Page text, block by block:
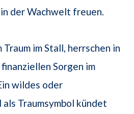
der Wachwelt freuen.
im Stall, herrschen in
Sorgen im
wildes oder
Traumsymbol kündet